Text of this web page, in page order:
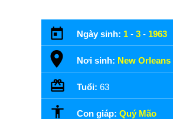
Ngày sinh: 1 - 3 - 1963
Nơi sinh: New Orleans
Tuổi: 63
Con giáp: Quý Mão